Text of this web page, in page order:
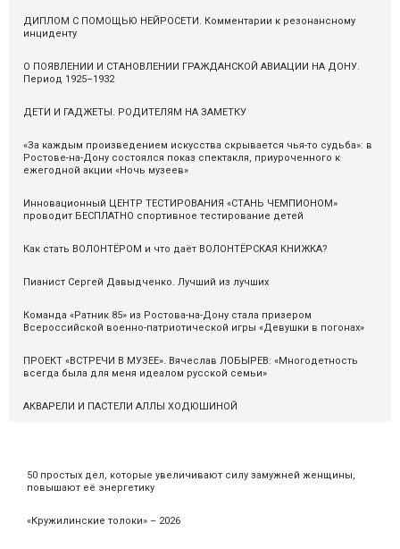
50 простых дел, которые увеличивают силу замужней женщины,
повышают её энергетику
«Кружилинские толоки» – 2026
ДИПЛОМ С ПОМОЩЬЮ НЕЙРОСЕТИ. Комментарии к резонансному
инциденту
О ПОЯВЛЕНИИ И СТАНОВЛЕНИИ ГРАЖДАНСКОЙ АВИАЦИИ НА ДОНУ.
Период 1925–1932
ДЕТИ И ГАДЖЕТЫ. РОДИТЕЛЯМ НА ЗАМЕТКУ
«За каждым произведением искусства скрывается чья-то судьба»: в
Ростове-на-Дону состоялся показ спектакля, приуроченного к
ежегодной акции «Ночь музеев»
Инновационный ЦЕНТР ТЕСТИРОВАНИЯ «СТАНЬ ЧЕМПИОНОМ»
проводит БЕСПЛАТНО спортивное тестирование детей
Как стать ВОЛОНТЁРОМ и что даёт ВОЛОНТЁРСКАЯ КНИЖКА?
Пианист Сергей Давыдченко. Лучший из лучших
Команда «Ратник 85» из Ростова-на-Дону стала призером
Всероссийской военно-патриотической игры «Девушки в погонах»
ПРОЕКТ «ВСТРЕЧИ В МУЗЕЕ». Вячеслав ЛОБЫРЕВ: «Многодетность
всегда была для меня идеалом русской семьи»
АКВАРЕЛИ И ПАСТЕЛИ АЛЛЫ ХОДЮШИНОЙ